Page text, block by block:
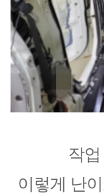
작
이렇게 난